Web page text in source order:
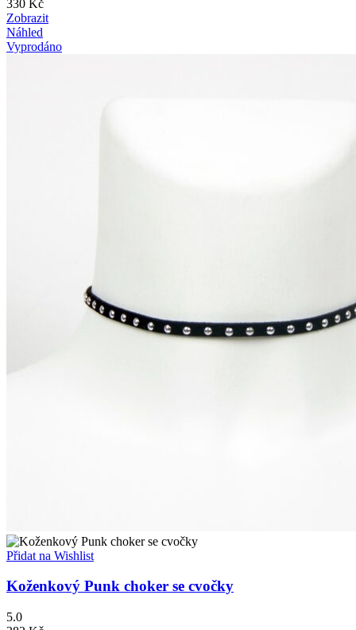
330 Kč
Zobrazit
Náhled
Vyprodáno
Přidat na Wishlist
Koženkový Punk choker se cvočky
5.0